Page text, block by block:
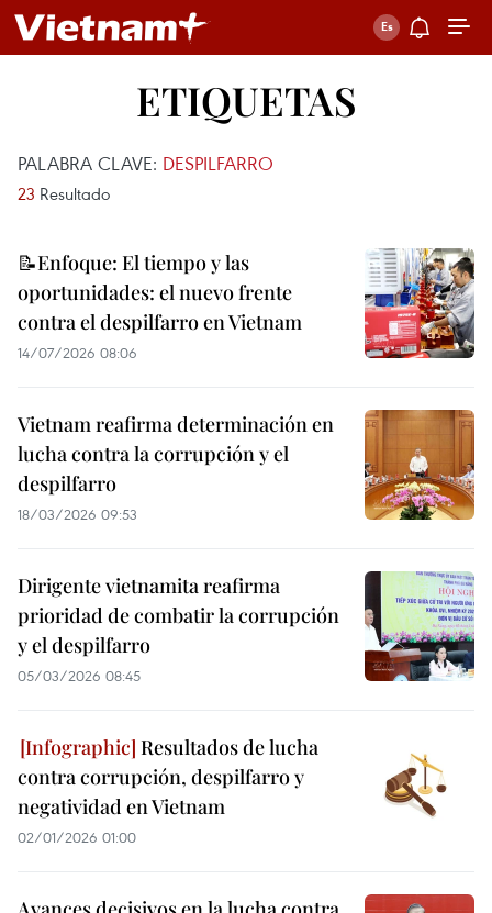
ETIQUETAS
PALABRA CLAVE: DESPILFARRO
23 Resultado
📝Enfoque: El tiempo y las
oportunidades: el nuevo frente
contra el despilfarro en Vietnam
14/07/2026 08:06
Vietnam reafirma determinación en
lucha contra la corrupción y el
despilfarro
18/03/2026 09:53
Dirigente vietnamita reafirma
prioridad de combatir la corrupción
y el despilfarro
05/03/2026 08:45
Resultados de lucha
contra corrupción, despilfarro y
negatividad en Vietnam
02/01/2026 01:00